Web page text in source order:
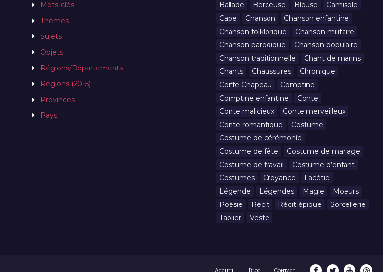
Mots-clés
Thèmes
Sujets
Objets
Régions/Départements
Régions (2015)
Provinces
Pays
Ballade Berceuse Blouse
Camisole
Cape
Chanson
Chanson enfantine
Chanson folklorique
Chanson militaire
Chanson parodique
Chanson populaire
Chanson traditionnelle
Chant de marins
Chants
Chaussures
Chronique
Coiffe Chapeau
Comptine
Comptine enfantine
Conte
Conte malicieux
Conte merveilleux
Conte romantique
Costume
Costume de cérémonie
Costume de fête
Costume de mariage
Costume de travail
Costume d’enfant
Costumes
Croyance
Facétie
Légende
Légendes Magie
Moeurs
Poésie
Récit Récit épique
Sorcellerie
Tablier
Veste
Accueil Blog Contact